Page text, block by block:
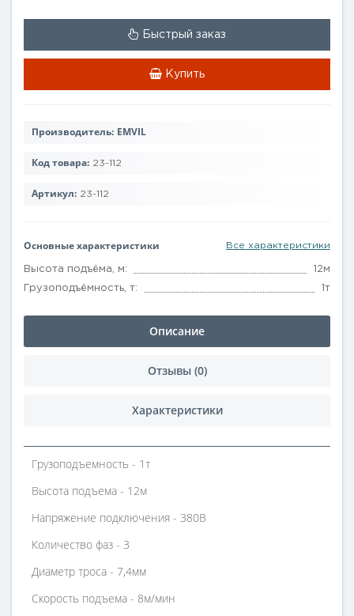
Быстрый заказ
Купить
Производитель: EMVIL
Код товара: 23-112
Артикул: 23-112
Основные характеристики Все характеристики
Высота подъёма, м: 12м
Грузоподъёмность, т: 1т
Описание
Отзывы (0)
Характеристики
Грузоподъемность - 1т
Высота подъема - 12м
Напряжение подключения - 380В
Количество фаз - 3
Диаметр троса - 7,4мм
Скорость подъема - 8м/мин